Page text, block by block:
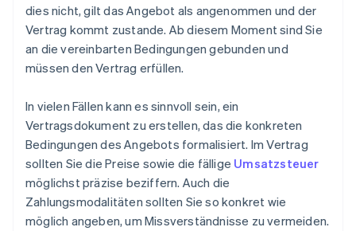
dies nicht, gilt das Angebot als angenommen und der
Vertrag kommt zustande. Ab diesem Moment sind Sie
an die vereinbarten Bedingungen gebunden und
müssen den Vertrag erfüllen.
In vielen Fällen kann es sinnvoll sein, ein
Vertragsdokument zu erstellen, das die konkreten
Bedingungen des Angebots formalisiert. Im Vertrag
sollten Sie die Preise sowie die fällige Umsatzsteuer
möglichst präzise beziffern. Auch die
Zahlungsmodalitäten sollten Sie so konkret wie
möglich angeben, um Missverständnisse zu vermeiden.